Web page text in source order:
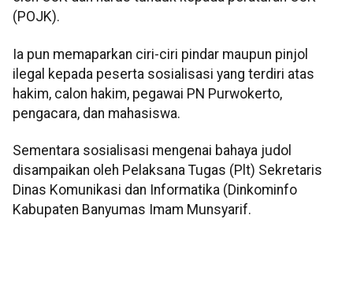
(POJK).
Ia pun memaparkan ciri-ciri pindar maupun pinjol
ilegal kepada peserta sosialisasi yang terdiri atas
hakim, calon hakim, pegawai PN Purwokerto,
pengacara, dan mahasiswa.
Sementara sosialisasi mengenai bahaya judol
disampaikan oleh Pelaksana Tugas (Plt) Sekretaris
Dinas Komunikasi dan Informatika (Dinkominfo
Kabupaten Banyumas Imam Munsyarif.